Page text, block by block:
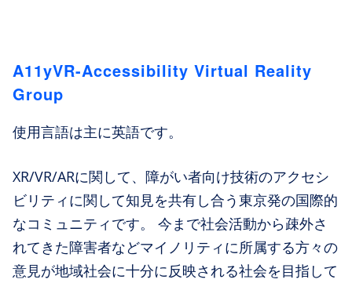
A11yVR-Accessibility Virtual Reality
Group
使用言語は主に英語です。
XR/VR/ARに関して、障がい者向け技術のアクセシ
ビリティに関して知見を共有し合う東京発の国際的
なコミュニティです。 今まで社会活動から疎外さ
れてきた障害者などマイノリティに所属する方々の
意見が地域社会に十分に反映される社会を目指して